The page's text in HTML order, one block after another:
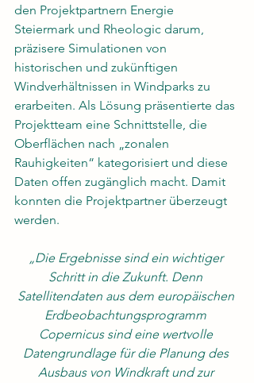
den Projektpartnern Energie
Steiermark und Rheologic darum,
präzisere Simulationen von
historischen und zukünftigen
Windverhältnissen in Windparks zu
erarbeiten. Als Lösung präsentierte das
Projektteam eine Schnittstelle, die
Oberflächen nach „zonalen
Rauhigkeiten“ kategorisiert und diese
Daten offen zugänglich macht. Damit
konnten die Projektpartner überzeugt
werden.
„Die Ergebnisse sind ein wichtiger
Schritt in die Zukunft. Denn
Satellitendaten aus dem europäischen
Erdbeobachtungsprogramm
Copernicus sind eine wertvolle
Datengrundlage für die Planung des
Ausbaus von Windkraft und zur